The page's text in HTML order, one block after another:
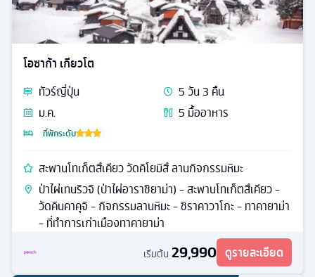
โอซาก้า เกียวโต
ทัวร์ญี่ปุ่น 5วัน3 คืน
ม.ค.
5 มื้ออาหาร
ที่พักระดับ
สะพานโทเก็ตสึเคียว วัดคิโยมิสึ ลานกิจกรรมหิมะ
ป่าไผ่เทนริวจิ (ป่าไผ่อาราชิยาม่า) - สะพานโทเก็ตสึเคียว -
วัดคินคาคุจิ - กิจกรรมลานหิมะ - ชิราคาวาโกะ - ทาคายาม่า
- ที่ทำการเก่าเมืองทาคายาม่า
เริ่มต้น 29,990 ดูรายละเอียด